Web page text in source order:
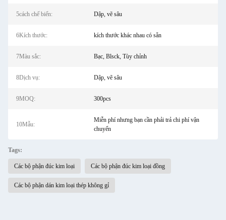
5cách chế biến: Dập, vẽ sâu
6Kích thước: kích thước khác nhau có sẵn
7Màu sắc: Bạc, Blsck, Tùy chỉnh
8Dịch vụ: Dập, vẽ sâu
9MOQ: 300pcs
10Mẫu:
Miễn phí nhưng bạn cần phải trả chi phí vận
chuyển
Tags:
Các bộ phận đúc kim loại Các bộ phận đúc kim loại đồng
Các bộ phận dán kim loại thép không gỉ